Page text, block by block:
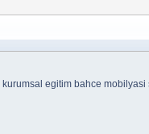
kurumsal egitim bahce mobilyasi